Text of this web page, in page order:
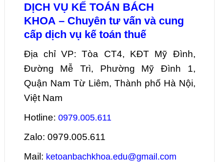
DỊCH VỤ KẾ TOÁN BÁCH
KHOA – Chuyên tư vấn và cung
cấp dịch vụ kế toán thuế
Địa chỉ VP: Tòa CT4, KĐT Mỹ Đình,
Đường Mễ Trì, Phường Mỹ Đình 1,
Quận Nam Từ Liêm, Thành phố Hà Nội,
Việt Nam
Hotline: 0979.005.611
Zalo: 0979.005.611
Mail: ketoanbachkhoa.edu@gmail.com